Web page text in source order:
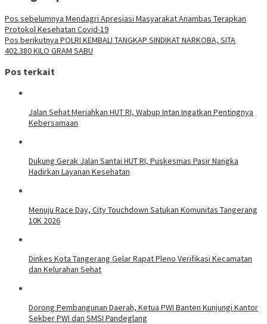
Pos sebelumnya Mendagri Apresiasi Masyarakat Anambas Terapkan
Protokol Kesehatan Covid-19
Pos berikutnya POLRI KEMBALI TANGKAP SINDIKAT NARKOBA, SITA
402.380 KILO GRAM SABU
Pos terkait
Jalan Sehat Meriahkan HUT RI, Wabup Intan Ingatkan Pentingnya
Kebersamaan
Dukung Gerak Jalan Santai HUT RI, Puskesmas Pasir Nangka
Hadirkan Layanan Kesehatan
Menuju Race Day, City Touchdown Satukan Komunitas Tangerang
10K 2026
Dinkes Kota Tangerang Gelar Rapat Pleno Verifikasi Kecamatan
dan Kelurahan Sehat
Dorong Pembangunan Daerah, Ketua PWI Banten Kunjungi Kantor
Sekber PWI dan SMSI Pandeglang